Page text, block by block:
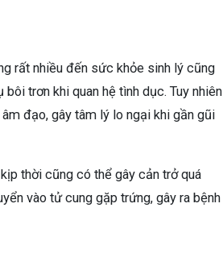
rất nhiều đến sức khỏe sinh lý cũng
trơn khi quan hệ tình dục. Tuy nhiên
đạo, gây tâm lý lo ngại khi gần gũi
thời cũng có thể gây cản trở quá
vào tử cung gặp trứng, gây ra bệnh